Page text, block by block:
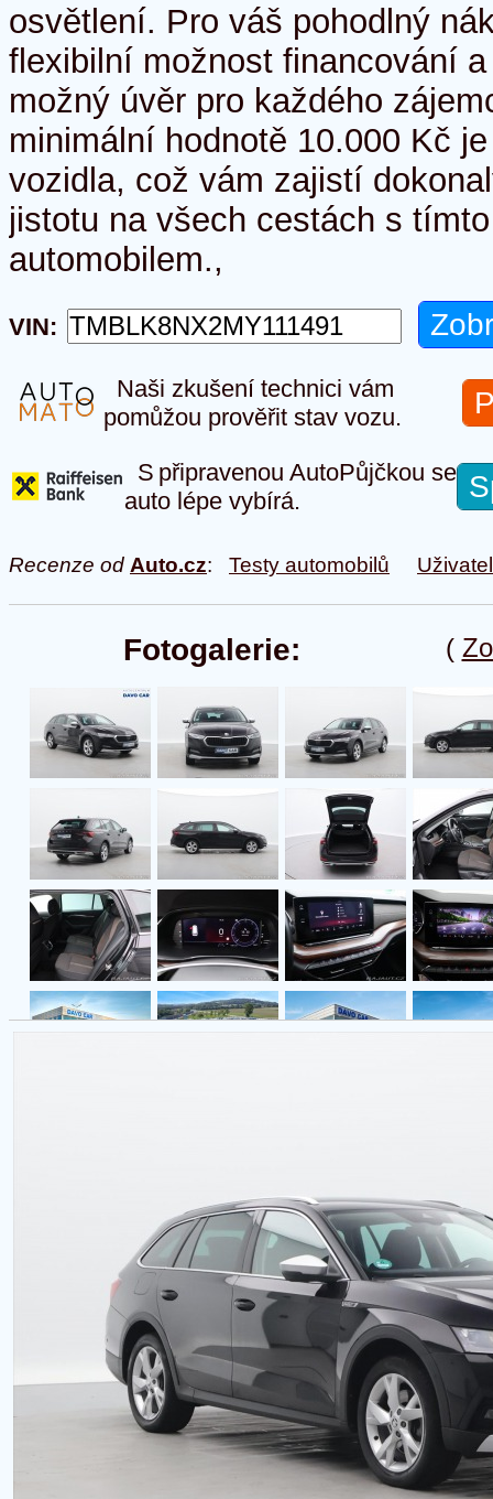
osvětlení. Pro váš pohodlný
flexibilní možnost financování
možný úvěr pro každého
minimální hodnotě 10.000 Kč
vozidla, což vám zajistí
jistotu na všech cestách s
automobilem.,
VIN:
Naši zkušení technici vám
pomůžou prověřit stav vozu.
S připravenou AutoPůjčkou se
auto lépe vybírá.
Recenze od Auto.cz: Testy automobilů
(
Fotogalerie: